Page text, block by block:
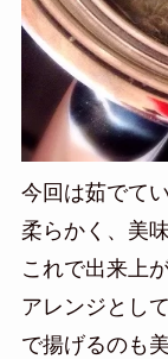
今回は茹でて
柔らかく、美
これで出来上
アレンジとし
で揚げるのも